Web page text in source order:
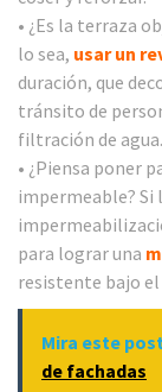
• ¿Es la terraza
lo sea, usar un
duración, que
tránsito de
filtración de agua.
• ¿Piensa poner
impermeable? Si
para lograr una
resistente bajo
Mira este
de fachadas